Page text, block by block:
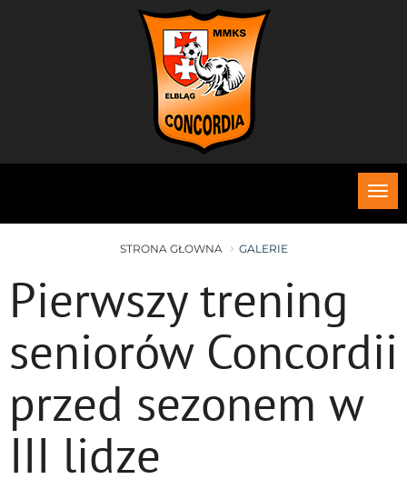
STRONA GŁOWNA GALERIE
Pierwszy trening
seniorów Concordii
przed sezonem w
III lidze